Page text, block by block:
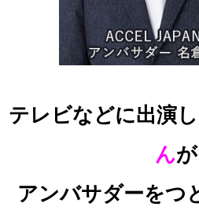
テレビなどに出演
んが
アンバサダーをつ